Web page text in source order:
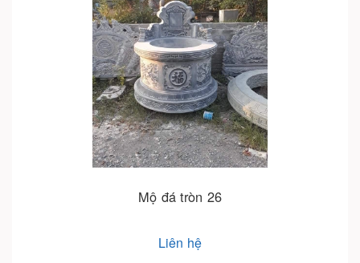
Mộ đá tròn 26
Liên hệ